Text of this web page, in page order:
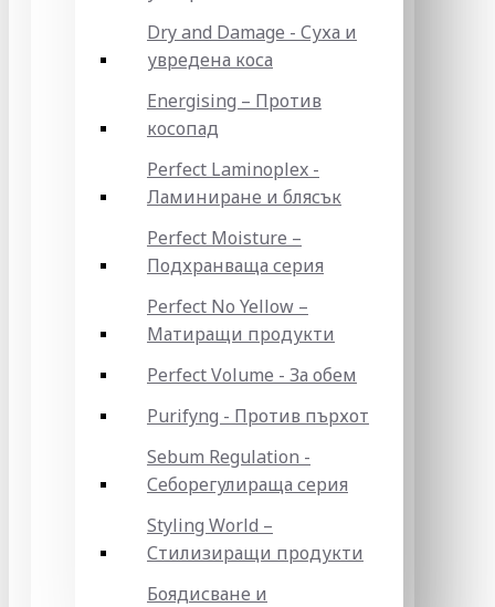
Dry and Damage - Суха и
увредена коса
Energising – Против
косопад
Perfect Laminoplex -
Ламиниране и блясък
Perfect Moisture –
Подхранваща серия
Perfect No Yellow –
Матиращи продукти
Perfect Volume - За обем
Purifyng - Против пърхот
Sebum Regulation -
Себорегулираща серия
Styling World –
Стилизиращи продукти
Боядисване и